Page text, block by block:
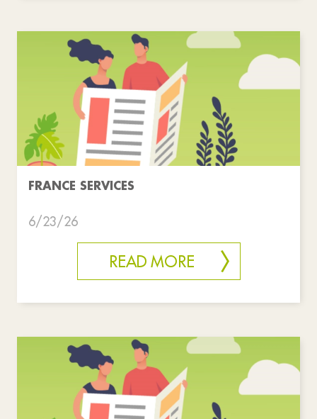
FRANCE SERVICES
6/23/26
READ MORE